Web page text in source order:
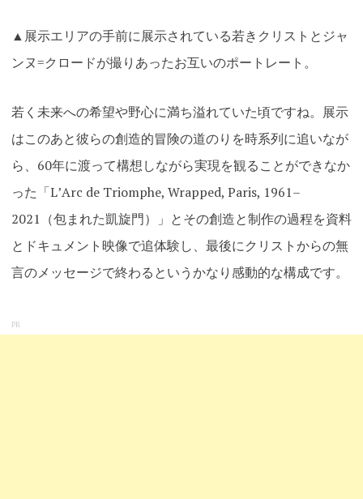
▲展示エリアの手前に展示されている若きクリストとジャ
ンヌ=クロードが撮りあったお互いのポートレート。
若く未来への希望や野心に満ち溢れていた頃ですね。展示
はこのあと彼らの創造的冒険の道のりを時系列に追いなが
ら、60年に渡って構想しながら実現を観ることができなか
った「LʼArc de Triomphe, Wrapped, Paris, 1961–
2021（包まれた凱旋門）」とその創造と制作の過程を資料
とドキュメント映像で追体験し、最後にクリストからの無
言のメッセージで終わるというかなり感動的な構成です。
PR